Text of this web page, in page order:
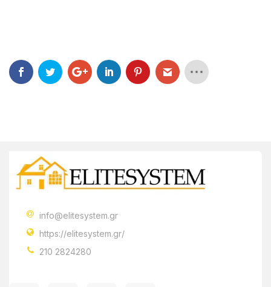
info@elitesystem.gr
https://elitesystem.gr/
210 2824280